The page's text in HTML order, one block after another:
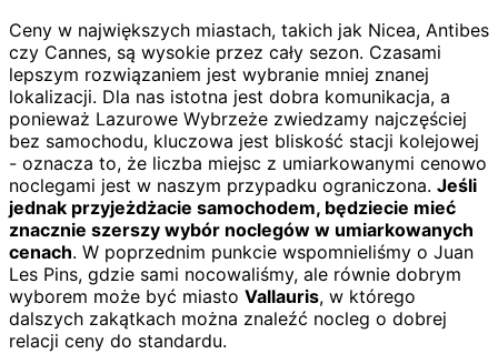
Ceny w największych miastach, takich jak Nicea, Antibes
czy Cannes, są wysokie przez cały sezon. Czasami
lepszym rozwiązaniem jest wybranie mniej znanej
lokalizacji. Dla nas istotna jest dobra komunikacja, a
ponieważ Lazurowe Wybrzeże zwiedzamy najczęściej
bez samochodu, kluczowa jest bliskość stacji kolejowej
- oznacza to, że liczba miejsc z umiarkowanymi cenowo
noclegami jest w naszym przypadku ograniczona. Jeśli
jednak przyjeżdżacie samochodem, będziecie mieć
znacznie szerszy wybór noclegów w umiarkowanych
cenach. W poprzednim punkcie wspomnieliśmy o Juan
Les Pins, gdzie sami nocowaliśmy, ale równie dobrym
wyborem może być miasto Vallauris, w którego
dalszych zakątkach można znaleźć nocleg o dobrej
relacji ceny do standardu.